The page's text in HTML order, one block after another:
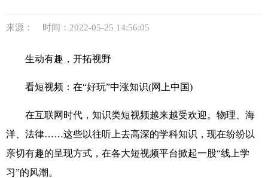
来源： 时间：2022-05-25 14:56:05
生动有趣，开拓视野
看短视频：在“好玩”中涨知识(网上中国)
在互联网时代，知识类短视频越来越受欢迎。物理、海
洋、法律……这些以往听上去高深的学科知识，现在纷纷以
亲切有趣的呈现方式，在各大短视频平台掀起一股“线上学
习”的风潮。